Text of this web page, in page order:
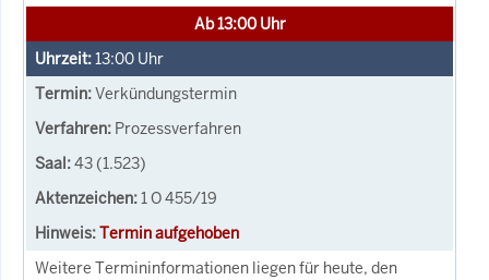
Ab 13:00 Uhr
13:00 Uhr
Verkündungstermin
Prozessverfahren
43 (1.523)
1 O 455/19
Termin aufgehoben
Weitere Termininformationen liegen für heute, den